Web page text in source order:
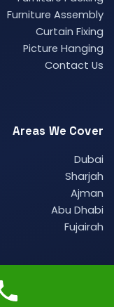
Furniture Assembly
Curtain Fixing
Picture Hanging
Contact Us
Areas We Cover
Dubai
Sharjah
Ajman
Abu Dhabi
Fujairah